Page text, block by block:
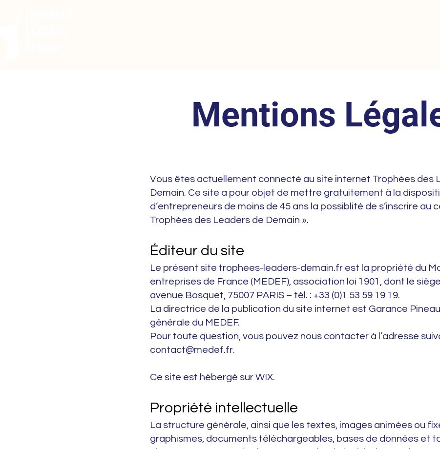
Mentions
Vous êtes actuellement connecté au site internet Trophées des
Demain. Ce site a pour objet de mettre gratuitement à la
d’entrepreneurs de moins de 45 ans la possiblité de s’inscrire au
Trophées des Leaders de Demain ».
Éditeur du site
Le présent site trophees-leaders-demain.fr est la propriété du
entreprises de France (MEDEF), association loi 1901, dont le
avenue Bosquet, 75007 PARIS – tél. : +33 (0)1 53 59 19 19.
La directrice de la publication du site internet est Garance
générale du MEDEF.
Pour toute question, vous pouvez nous contacter à l’adresse
contact@medef.fr.
Ce site est hébergé sur WIX.
Propriété intellectuelle
La structure générale, ainsi que les textes, images animées ou
graphismes, documents téléchargeables, bases de données et